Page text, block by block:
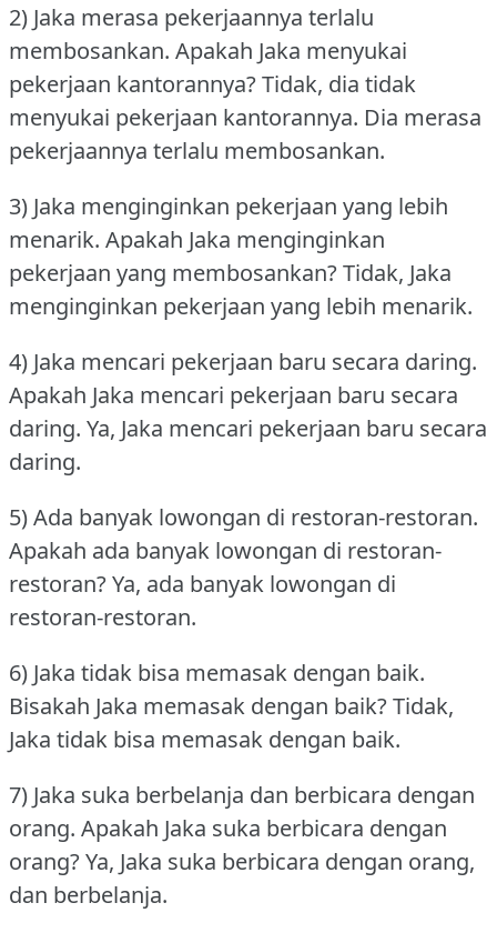
2) Jaka merasa pekerjaannya terlalu
membosankan. Apakah Jaka menyukai
pekerjaan kantorannya?Tidak, dia tidak
menyukai pekerjaan kantorannya. Dia merasa
pekerjaannya terlalu membosankan.
3) Jaka menginginkan pekerjaan yang lebih
menarik. Apakah Jaka menginginkan
pekerjaan yang membosankan?Tidak, Jaka
menginginkan pekerjaan yang lebih menarik.
4) Jaka mencari pekerjaan baru secara daring.
Apakah Jaka mencari pekerjaan baru secara
daring. Ya, Jaka mencari pekerjaan baru secara
daring.
5) Ada banyak lowongan di restoran-restoran.
Apakah ada banyak lowongan di restoran-
restoran?Ya, ada banyak lowongan di
restoran-restoran.
6) Jaka tidak bisa memasak dengan baik.
Bisakah Jaka memasak dengan baik?Tidak,
Jaka tidak bisa memasak dengan baik.
7) Jaka suka berbelanja dan berbicara dengan
orang. Apakah Jaka suka berbicara dengan
orang?Ya, Jaka suka berbicara dengan orang,
dan berbelanja.